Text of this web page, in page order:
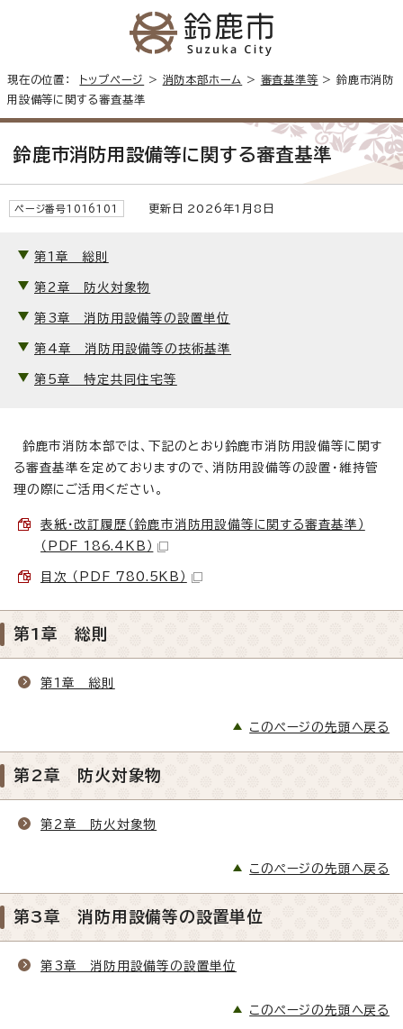
現在の位置： トップページ > 消防本部ホーム > 審査基準等 > 鈴鹿市消防
用設備等に関する審査基準
鈴鹿市消防用設備等に関する審査基準
ページ番号1016101 更新日 2026年1月8日
第1章 総則
第2章 防火対象物
第3章 消防用設備等の設置単位
第4章 消防用設備等の技術基準
第5章 特定共同住宅等
鈴鹿市消防本部では、下記のとおり鈴鹿市消防用設備等に関す
る審査基準を定めておりますので、消防用設備等の設置・維持管
理の際にご活用ください。
表紙・改訂履歴（鈴鹿市消防用設備等に関する審査基準）
（PDF 186.4KB）
目次 （PDF 780.5KB）
第1章 総則
第1章 総則
このページの先頭へ戻る
第2章 防火対象物
第2章 防火対象物
このページの先頭へ戻る
第3章 消防用設備等の設置単位
第3章 消防用設備等の設置単位
このページの先頭へ戻る